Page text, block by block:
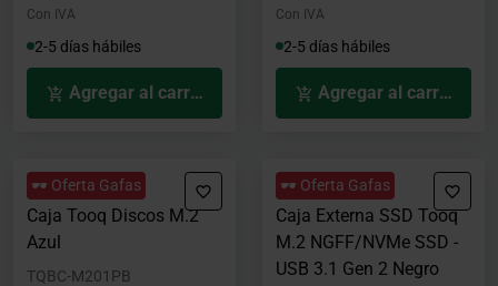
Con IVA
2-5 días hábiles
Agregar al carrito
Con IVA
2-5 días hábiles
Agregar al carrito
🕶️ Oferta Gafas
Caja Tooq Discos M.2
Azul
TQBC-M201PB
🕶️ Oferta Gafas
Caja Externa SSD Tooq
M.2 NGFF/NVMe SSD -
USB 3.1 Gen 2 Negro